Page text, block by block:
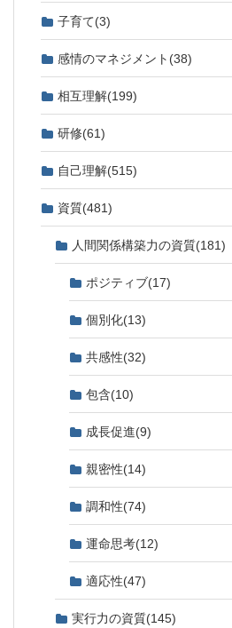
子育て(3)
感情のマネジメント (38)
相互理解(199)
研修(61)
自己理解(515)
資質(481)
人間関係構築力の資質(181)
ポジティブ(17)
個別化(13)
共感性(32)
包含(10)
成長促進(9)
親密性(14)
調和性(74)
運命思考(12)
適応性(47)
実行力の資質(145)